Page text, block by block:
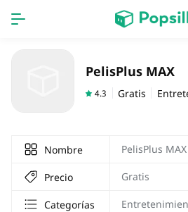
PelisPlus MAX
4.3 Gratis
Nombre PelisPlus MAX
Precio Gratis
Categorías